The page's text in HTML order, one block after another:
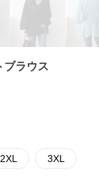
ブラウス
2XL 3XL